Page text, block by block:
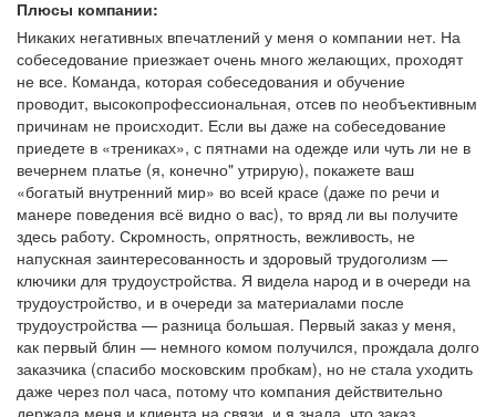
Плюсы компании:
Никаких негативных впечатлений у меня о компании нет. На
собеседование приезжает очень много желающих, проходят
не все. Команда, которая собеседования и обучение
проводит, высокопрофессиональная, отсев по необъективным
причинам не происходит. Если вы даже на собеседование
приедете в «трениках», с пятнами на одежде или чуть ли не в
вечернем платье (я, конечно" утрирую), покажете ваш
«богатый внутренний мир» во всей красе (даже по речи и
манере поведения всё видно о вас), то вряд ли вы получите
здесь работу. Скромность, опрятность, вежливость, не
напускная заинтересованность и здоровый трудоголизм —
ключики для трудоустройства. Я видела народ и в очереди на
трудоустройство, и в очереди за материалами после
трудоустройства — разница большая. Первый заказ у меня,
как первый блин — немного комом получился, прождала долго
заказчика (спасибо московским пробкам), но не стала уходить
даже через пол часа, потому что компания действительно
держала меня и клиента на связи, и я знала, что заказ